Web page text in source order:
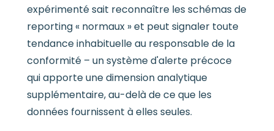
expérimenté sait reconnaître les schémas de
reporting « normaux » et peut signaler toute
tendance inhabituelle au responsable de la
conformité – un système d'alerte précoce
qui apporte une dimension analytique
supplémentaire, au-delà de ce que les
données fournissent à elles seules.